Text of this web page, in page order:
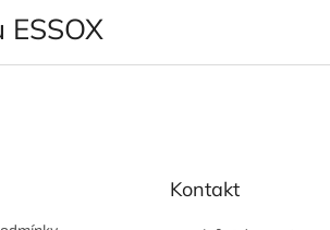
Kontakt